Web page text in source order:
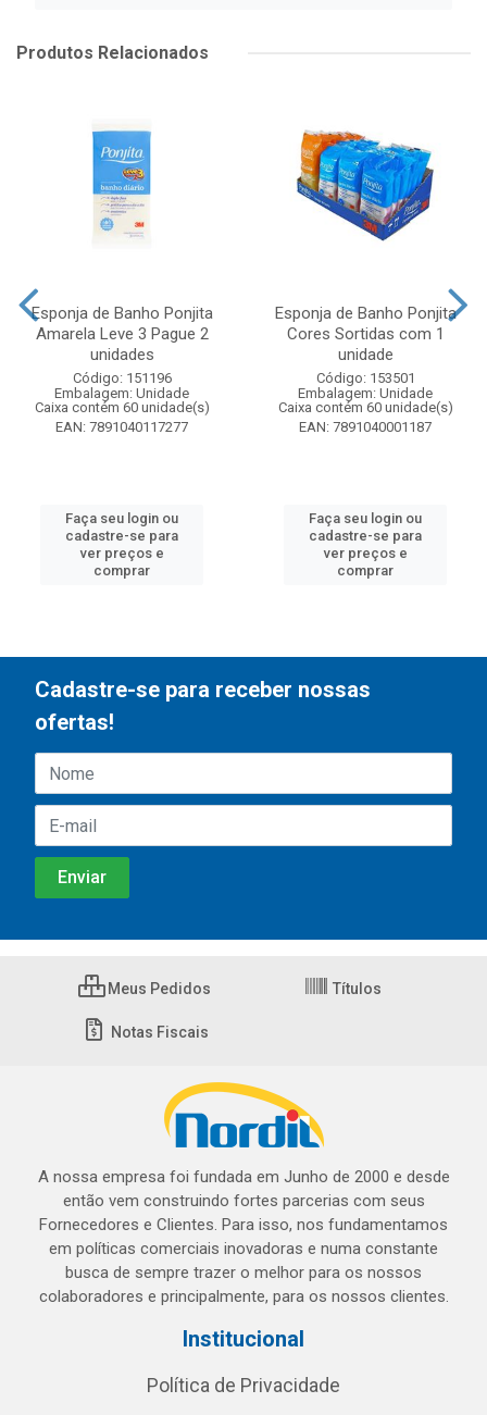
Produtos Relacionados
Esponja de Banho Ponjita
Amarela Leve 3 Pague 2
unidades
Código: 151196
Embalagem: Unidade
Caixa contém 60 unidade(s)
EAN: 7891040117277
Faça seu login ou
cadastre-se para
ver preços e
comprar
Esponja de Banho Ponjita
Cores Sortidas com 1
unidade
Código: 153501
Embalagem: Unidade
Caixa contém 60 unidade(s)
EAN: 7891040001187
Faça seu login ou
cadastre-se para
ver preços e
comprar
Cadastre-se para receber nossas
ofertas!
Meus Pedidos Títulos
Notas Fiscais
A nossa empresa foi fundada em Junho de 2000 e desde
então vem construindo fortes parcerias com seus
Fornecedores e Clientes. Para isso, nos fundamentamos
em políticas comerciais inovadoras e numa constante
busca de sempre trazer o melhor para os nossos
colaboradores e principalmente, para os nossos clientes.
Institucional
Política de Privacidade